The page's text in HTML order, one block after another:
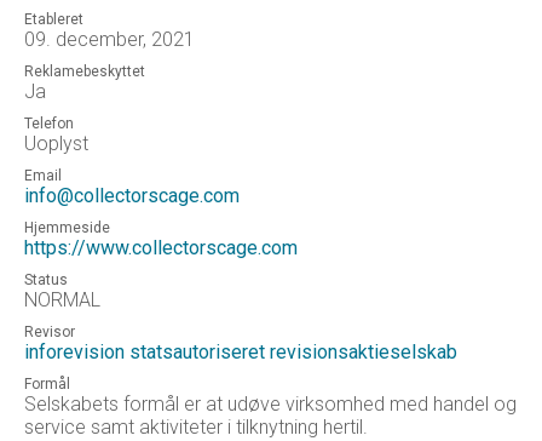
Etableret
09. december, 2021
Reklamebeskyttet
Ja
Telefon
Uoplyst
Email
info@collectorscage.com
Hjemmeside
https://www.collectorscage.com
Status
NORMAL
Revisor
inforevision statsautoriseret revisionsaktieselskab
Formål
Selskabets formål er at udøve virksomhed med handel og
service samt aktiviteter i tilknytning hertil.